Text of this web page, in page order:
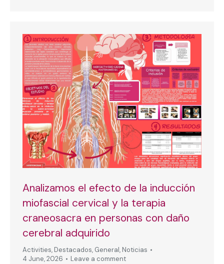
Analizamos el efecto de la inducción
miofascial cervical y la terapia
craneosacra en personas con daño
cerebral adquirido
Activities, Destacados, General, Noticias
4 June, 2026
Leave a comment